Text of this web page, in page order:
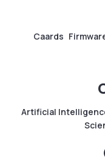
Caards
Artificial